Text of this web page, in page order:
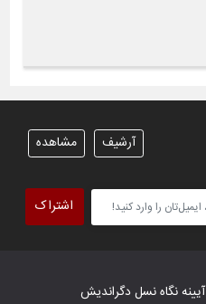
مشاهده آرشیف
اشتراک
آیینه نگاه نسل دگراندیش